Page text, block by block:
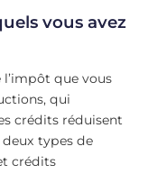
vous avez
que vous
qui
crédits réduisent
types de
crédits